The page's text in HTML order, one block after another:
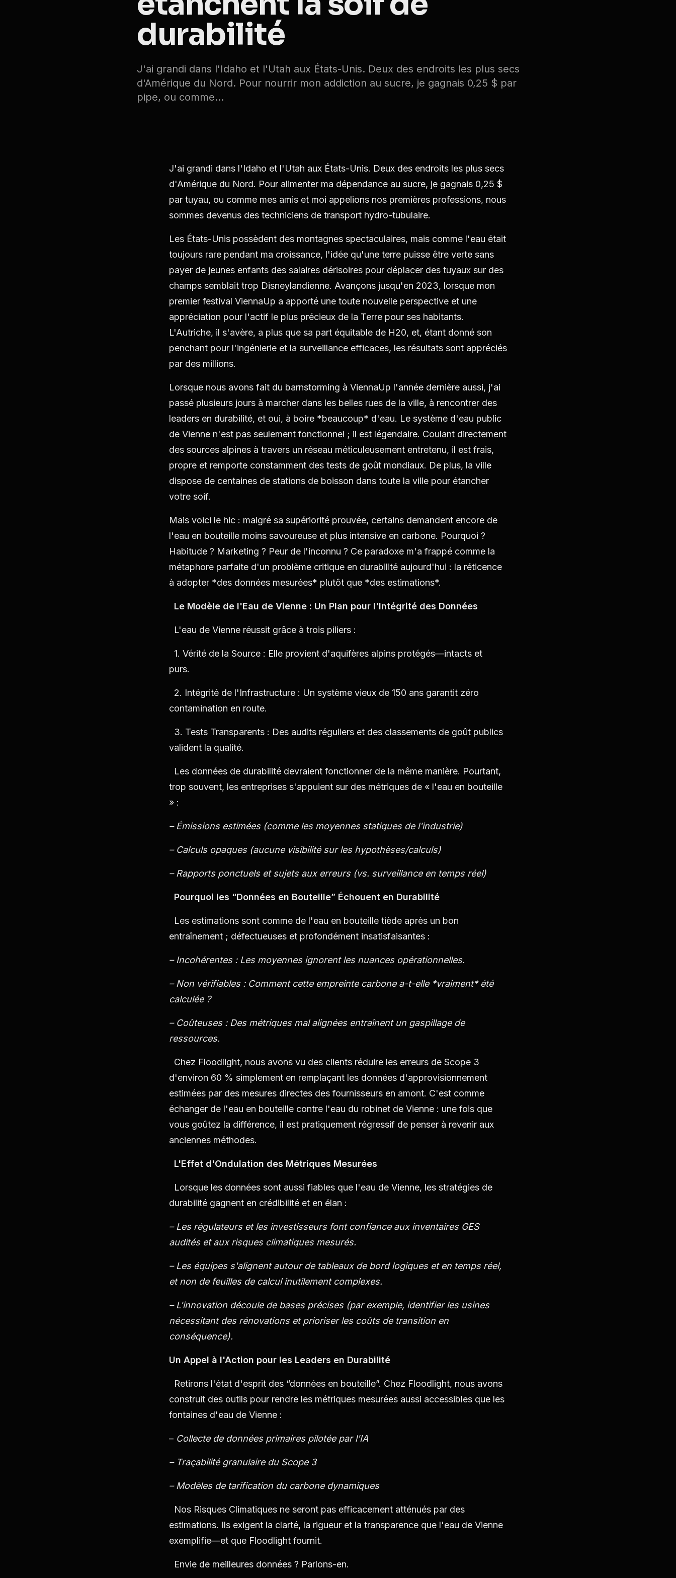
durabilité
J'ai grandi dans l'Idaho et l'Utah aux États-Unis. Deux des endroits les plus secs
d'Amérique du Nord. Pour nourrir mon addiction au sucre, je gagnais 0,25 $ par
pipe, ou comme...
J'ai grandi dans l'Idaho et l'Utah aux États-Unis. Deux des endroits les plus secs
d'Amérique du Nord. Pour alimenter ma dépendance au sucre, je gagnais 0,25 $
par tuyau, ou comme mes amis et moi appelions nos premières professions, nous
sommes devenus des techniciens de transport hydro-tubulaire.
Les États-Unis possèdent des montagnes spectaculaires, mais comme l'eau était
toujours rare pendant ma croissance, l'idée qu'une terre puisse être verte sans
payer de jeunes enfants des salaires dérisoires pour déplacer des tuyaux sur des
champs semblait trop Disneylandienne. Avançons jusqu'en 2023, lorsque mon
premier festival ViennaUp a apporté une toute nouvelle perspective et une
appréciation pour l'actif le plus précieux de la Terre pour ses habitants.
L'Autriche, il s'avère, a plus que sa part équitable de H20, et, étant donné son
penchant pour l'ingénierie et la surveillance efficaces, les résultats sont appréciés
par des millions.
Lorsque nous avons fait du barnstorming à ViennaUp l'année dernière aussi, j'ai
passé plusieurs jours à marcher dans les belles rues de la ville, à rencontrer des
leaders en durabilité, et oui, à boire *beaucoup* d'eau. Le système d'eau public
de Vienne n'est pas seulement fonctionnel ; il est légendaire. Coulant directement
des sources alpines à travers un réseau méticuleusement entretenu, il est frais,
propre et remporte constamment des tests de goût mondiaux. De plus, la ville
dispose de centaines de stations de boisson dans toute la ville pour étancher
votre soif.
Mais voici le hic : malgré sa supériorité prouvée, certains demandent encore de
l'eau en bouteille moins savoureuse et plus intensive en carbone. Pourquoi ?
Habitude ? Marketing ? Peur de l'inconnu ? Ce paradoxe m'a frappé comme la
métaphore parfaite d'un problème critique en durabilité aujourd'hui : la réticence
à adopter *des données mesurées* plutôt que *des estimations*.
Le Modèle de l'Eau de Vienne : Un Plan pour l'Intégrité des Données
L'eau de Vienne réussit grâce à trois piliers :
1. Vérité de la Source : Elle provient d'aquifères alpins protégés—intacts et
purs.
2. Intégrité de l'Infrastructure : Un système vieux de 150 ans garantit zéro
contamination en route.
3. Tests Transparents : Des audits réguliers et des classements de goût publics
valident la qualité.
Les données de durabilité devraient fonctionner de la même manière. Pourtant,
trop souvent, les entreprises s'appuient sur des métriques de « l'eau en bouteille
» :
– Émissions estimées (comme les moyennes statiques de l'industrie)
– Calculs opaques (aucune visibilité sur les hypothèses/calculs)
– Rapports ponctuels et sujets aux erreurs (vs. surveillance en temps réel)
Pourquoi les “Données en Bouteille” Échouent en Durabilité
Les estimations sont comme de l'eau en bouteille tiède après un bon
entraînement ; défectueuses et profondément insatisfaisantes :
– Incohérentes : Les moyennes ignorent les nuances opérationnelles.
– Non vérifiables : Comment cette empreinte carbone a-t-elle *vraiment* été
calculée ?
– Coûteuses : Des métriques mal alignées entraînent un gaspillage de
ressources.
Chez Floodlight, nous avons vu des clients réduire les erreurs de Scope 3
d'environ 60 % simplement en remplaçant les données d'approvisionnement
estimées par des mesures directes des fournisseurs en amont. C'est comme
échanger de l'eau en bouteille contre l'eau du robinet de Vienne : une fois que
vous goûtez la différence, il est pratiquement régressif de penser à revenir aux
anciennes méthodes.
L'Effet d'Ondulation des Métriques Mesurées
Lorsque les données sont aussi fiables que l'eau de Vienne, les stratégies de
durabilité gagnent en crédibilité et en élan :
– Les régulateurs et les investisseurs font confiance aux inventaires GES
audités et aux risques climatiques mesurés.
– Les équipes s'alignent autour de tableaux de bord logiques et en temps réel,
et non de feuilles de calcul inutilement complexes.
– L'innovation découle de bases précises (par exemple, identifier les usines
nécessitant des rénovations et prioriser les coûts de transition en
conséquence).
Un Appel à l'Action pour les Leaders en Durabilité
Retirons l'état d'esprit des “données en bouteille”. Chez Floodlight, nous avons
construit des outils pour rendre les métriques mesurées aussi accessibles que les
fontaines d'eau de Vienne :
– Collecte de données primaires pilotée par l'IA
– Traçabilité granulaire du Scope 3
– Modèles de tarification du carbone dynamiques
Nos Risques Climatiques ne seront pas efficacement atténués par des
estimations. Ils exigent la clarté, la rigueur et la transparence que l'eau de Vienne
exemplifie—et que Floodlight fournit.
Envie de meilleures données ? Parlons-en.